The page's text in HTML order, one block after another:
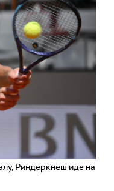
Риндеркнеш иде на